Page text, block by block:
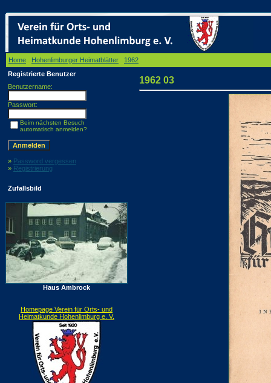
Home Hohenlimburger Heimatblätter 1962
Registrierte Benutzer
Benutzername:
Passwort:
Beim nächsten Besuch
automatisch anmelden?
» Password vergessen
» Registrierung
Zufallsbild
Haus Ambrock
Homepage Verein für Orts- und
Heimatkunde Hohenlimburg e. V.
1962 03